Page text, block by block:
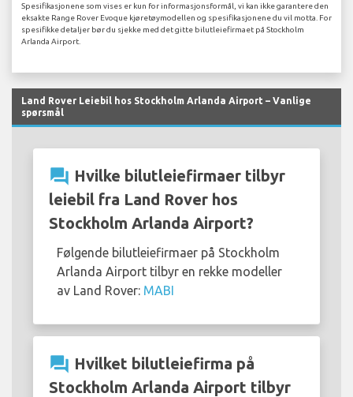
Spesifikasjonene som vises er kun for informasjonsformål, vi kan ikke garantere den
eksakte Range Rover Evoque kjøretøymodellen og spesifikasjonene du vil motta. For
spesifikke detaljer bør du sjekke med det gitte bilutleiefirmaet på Stockholm
Arlanda Airport.
Land Rover Leiebil hos Stockholm Arlanda Airport – Vanlige
spørsmål
question_answer Hvilke bilutleiefirmaer tilbyr
leiebil fra Land Rover hos
Stockholm Arlanda Airport?
Følgende bilutleiefirmaer på Stockholm
Arlanda Airport tilbyr en rekke modeller
av Land Rover: MABI
question_answer Hvilket bilutleiefirma på
Stockholm Arlanda Airport tilbyr